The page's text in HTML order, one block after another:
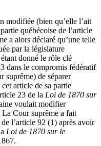
modifiée (bien qu’elle l’ait
québécoise de l’article
a alors déclaré qu’une telle
par la législature
donné le rôle clé
dans le compromis fédératif
suprême) de séparer
article de sa partie
23 de la Loi de 1870 sur
voulait modifier
Cour suprême a fait
l’article 92 (1) après avoir
Loi de 1870 sur le